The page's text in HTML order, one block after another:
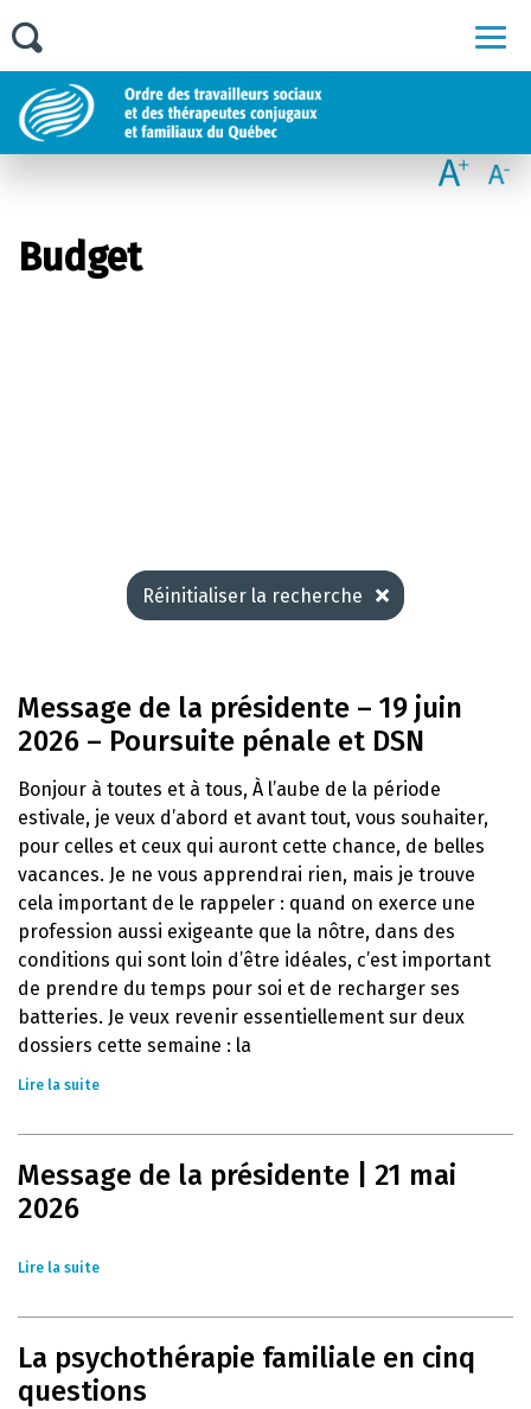
Budget
Réinitialiser la recherche
Message de la présidente – 19 juin
2026 – Poursuite pénale et DSN
Bonjour à toutes et à tous, À l’aube de la période
estivale, je veux d’abord et avant tout, vous souhaiter,
pour celles et ceux qui auront cette chance, de belles
vacances. Je ne vous apprendrai rien, mais je trouve
cela important de le rappeler : quand on exerce une
profession aussi exigeante que la nôtre, dans des
conditions qui sont loin d’être idéales, c’est important
de prendre du temps pour soi et de recharger ses
batteries. Je veux revenir essentiellement sur deux
dossiers cette semaine : la
Lire la suite
Message de la présidente | 21 mai
2026
Lire la suite
La psychothérapie familiale en cinq
questions